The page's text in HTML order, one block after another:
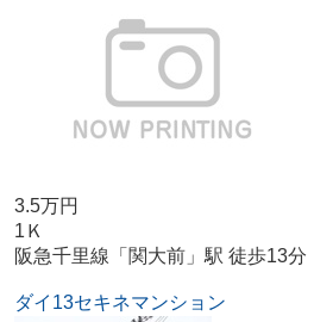
3.5万円
1Ｋ
阪急千里線「関大前」駅 徒歩13分
ダイ13セキネマンション